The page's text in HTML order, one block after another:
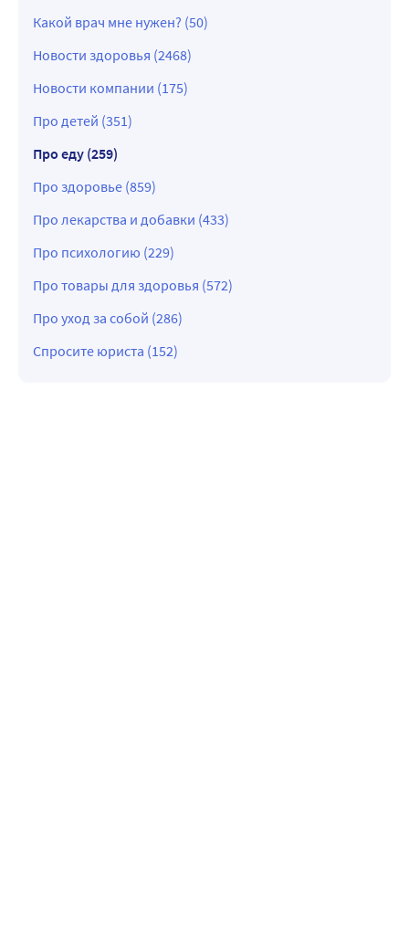
Какой врач мне нужен? (50)
Новости здоровья (2468)
Новости компании (175)
Про детей (351)
Про еду (259)
Про здоровье (859)
Про лекарства и добавки (433)
Про психологию (229)
Про товары для здоровья (572)
Про уход за собой (286)
Спросите юриста (152)